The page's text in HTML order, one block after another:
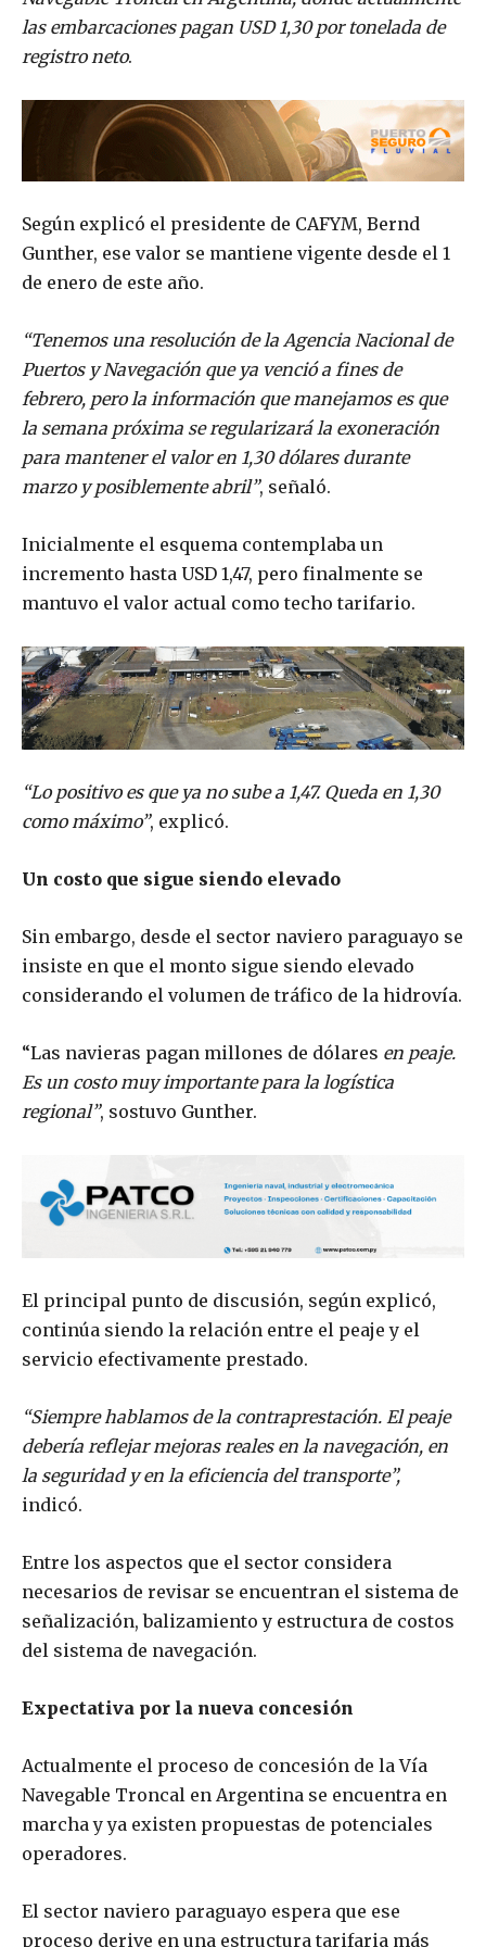
las embarcaciones pagan USD 1,30 por tonelada de
registro neto.
Según explicó el presidente de CAFYM, Bernd
Gunther, ese valor se mantiene vigente desde el 1
de enero de este año.
“Tenemos una resolución de la Agencia Nacional de
Puertos y Navegación que ya venció a fines de
febrero, pero la información que manejamos es que
la semana próxima se regularizará la exoneración
para mantener el valor en 1,30 dólares durante
marzo y posiblemente abril”, señaló.
Inicialmente el esquema contemplaba un
incremento hasta USD 1,47, pero finalmente se
mantuvo el valor actual como techo tarifario.
“Lo positivo es que ya no sube a 1,47. Queda en 1,30
como máximo”, explicó.
Un costo que sigue siendo elevado
Sin embargo, desde el sector naviero paraguayo se
insiste en que el monto sigue siendo elevado
considerando el volumen de tráfico de la hidrovía.
“Las navieras pagan millones de dólares en peaje.
Es un costo muy importante para la logística
regional”, sostuvo Gunther.
El principal punto de discusión, según explicó,
continúa siendo la relación entre el peaje y el
servicio efectivamente prestado.
“Siempre hablamos de la contraprestación. El peaje
debería reflejar mejoras reales en la navegación, en
la seguridad y en la eficiencia del transporte”,
indicó.
Entre los aspectos que el sector considera
necesarios de revisar se encuentran el sistema de
señalización, balizamiento y estructura de costos
del sistema de navegación.
Expectativa por la nueva concesión
Actualmente el proceso de concesión de la Vía
Navegable Troncal en Argentina se encuentra en
marcha y ya existen propuestas de potenciales
operadores.
El sector naviero paraguayo espera que ese
proceso derive en una estructura tarifaria más